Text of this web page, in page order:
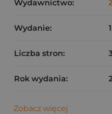
Wydawnictwo:
Wydanie: 1
Liczba stron:
Rok wydania:
Zobacz więcej